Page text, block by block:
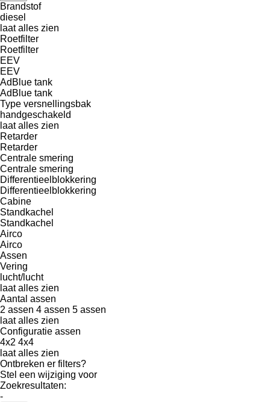
Brandstof
diesel
laat alles zien
Roetfilter
Roetfilter
EEV
EEV
AdBlue tank
AdBlue tank
Type versnellingsbak
handgeschakeld
laat alles zien
Retarder
Retarder
Centrale smering
Centrale smering
Differentieelblokkering
Differentieelblokkering
Cabine
Standkachel
Standkachel
Airco
Airco
Assen
Vering
lucht/lucht
laat alles zien
Aantal assen
2 assen 4 assen 5 assen
laat alles zien
Configuratie assen
4x2 4x4
laat alles zien
Ontbreken er filters?
Stel een wijziging voor
Zoekresultaten:
-